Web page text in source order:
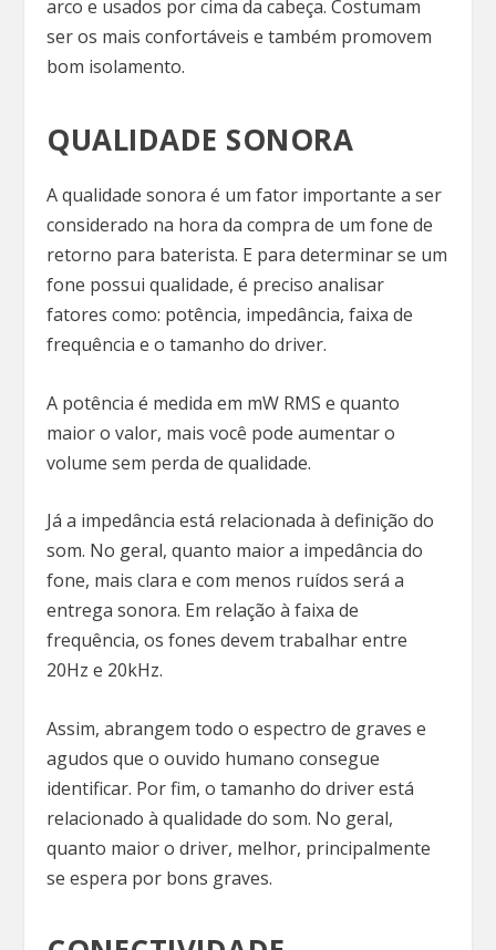
arco e usados por cima da cabeça. Costumam
ser os mais confortáveis e também promovem
bom isolamento.
QUALIDADE SONORA
A qualidade sonora é um fator importante a ser
considerado na hora da compra de um fone de
retorno para baterista. E para determinar se um
fone possui qualidade, é preciso analisar
fatores como: potência, impedância, faixa de
frequência e o tamanho do driver.
A potência é medida em mW RMS e quanto
maior o valor, mais você pode aumentar o
volume sem perda de qualidade.
Já a impedância está relacionada à definição do
som. No geral, quanto maior a impedância do
fone, mais clara e com menos ruídos será a
entrega sonora. Em relação à faixa de
frequência, os fones devem trabalhar entre
20Hz e 20kHz.
Assim, abrangem todo o espectro de graves e
agudos que o ouvido humano consegue
identificar. Por fim, o tamanho do driver está
relacionado à qualidade do som. No geral,
quanto maior o driver, melhor, principalmente
se espera por bons graves.